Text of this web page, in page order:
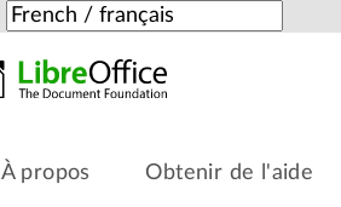
À propos Obtenir de l'aide